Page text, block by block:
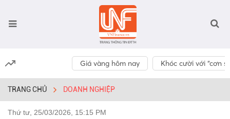
Giá vàng hôm nay Khóc cười với “cơn
TRANG CHỦ DOANH NGHIỆP
Thứ tư, 25/03/2026, 15:15 PM